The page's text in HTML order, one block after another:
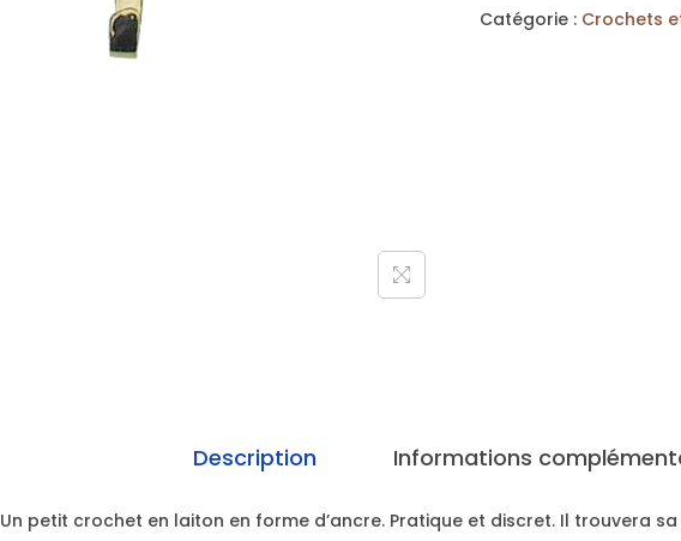
Catégorie : Crochets
Description Informations
Un petit crochet en laiton en forme d’ancre. Pratique et discret. Il trouvera